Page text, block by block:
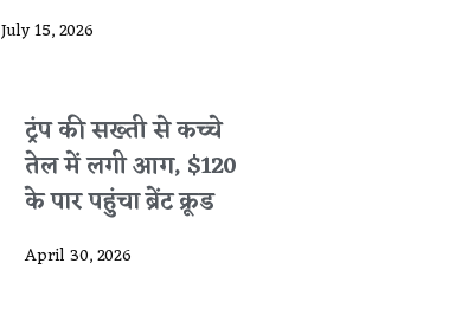
July 15, 2026
ट्रंप की सख्ती से कच्चे
तेल में लगी आग, $120
के पार पहुंचा ब्रेंट क्रूड
April 30, 2026